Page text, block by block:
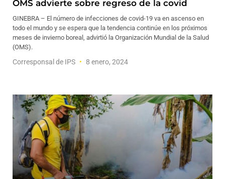
OMS advierte sobre regreso de la covid
GINEBRA – El número de infecciones de covid-19 va en ascenso en
todo el mundo y se espera que la tendencia continúe en los próximos
meses de invierno boreal, advirtió la Organización Mundial de la Salud
(OMS).
Corresponsal de IPS 8 enero, 2024